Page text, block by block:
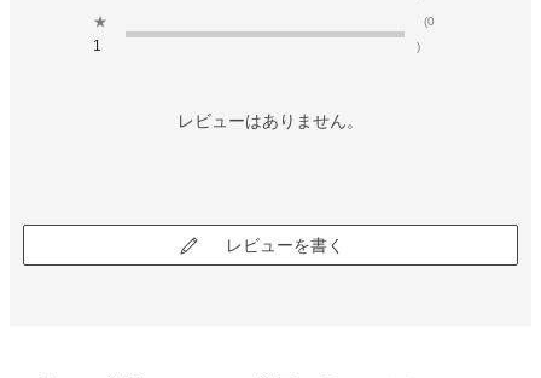
★
1
(0
)
レビューはありません。
レビューを書く